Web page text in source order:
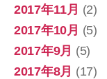
2017年11月 (2)
2017年10月 (5)
2017年9月 (5)
2017年8月 (17)